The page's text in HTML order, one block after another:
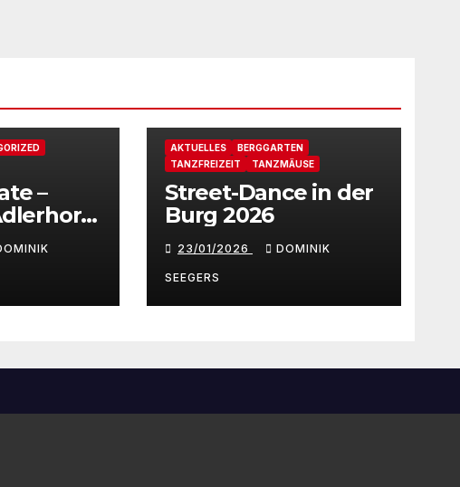
–
AKTUELLES
BERGGARTEN
TANZFREIZEIT
TANZMÄUSE
Street-Dance in der
Burg 2026
23/01/2026 DOMINIK
SEEGERS